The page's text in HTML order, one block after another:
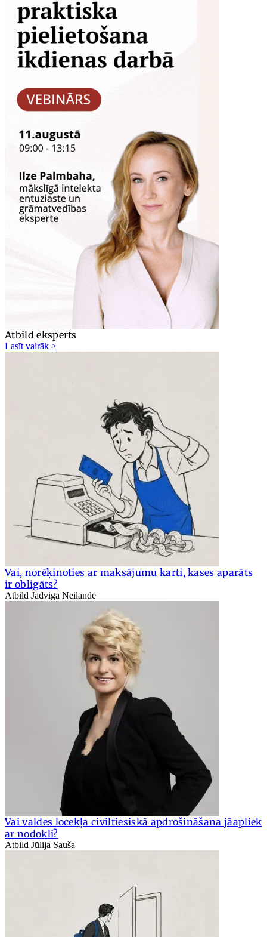
Atbild eksperts
Lasīt vairāk >
Vai, norēķinoties ar maksājumu karti, kases aparāts
ir obligāts?
Atbild Jadviga Neilande
Vai valdes locekļa civiltiesiskā apdrošināšana jāapliek
ar nodokli?
Atbild Jūlija Sauša